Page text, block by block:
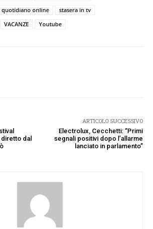
quotidiano online
stasera in tv
VACANZE Youtube
diretto dal
ARTICOLO SUCCESSIVO
Electrolux, Cecchetti: “Primi
segnali positivi dopo l’allarme
lanciato in parlamento”